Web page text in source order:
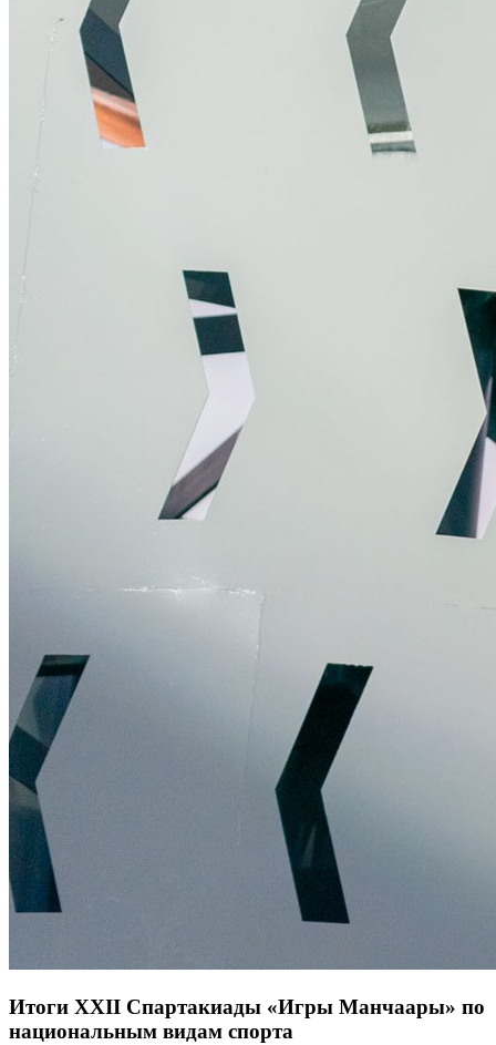
Итоги XXII Спартакиады «Игры Манчаары» по
национальным видам спорта